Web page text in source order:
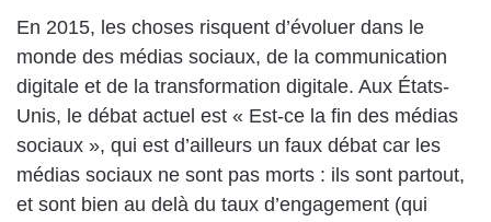
En 2015, les choses risquent d’évoluer dans le
monde des médias sociaux, de la communication
digitale et de la transformation digitale. Aux États-
Unis, le débat actuel est « Est-ce la fin des médias
sociaux », qui est d’ailleurs un faux débat car les
médias sociaux ne sont pas morts : ils sont partout,
et sont bien au delà du taux d’engagement (qui